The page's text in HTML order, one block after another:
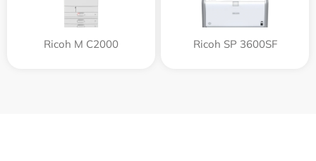
Ricoh M C2000 Ricoh SP 3600SF